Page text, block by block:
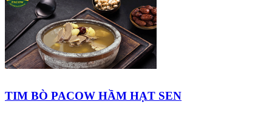
TIM BÒ PACOW HẦM HẠT SEN